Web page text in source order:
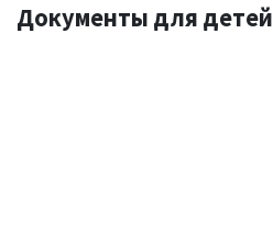
Документы для детей